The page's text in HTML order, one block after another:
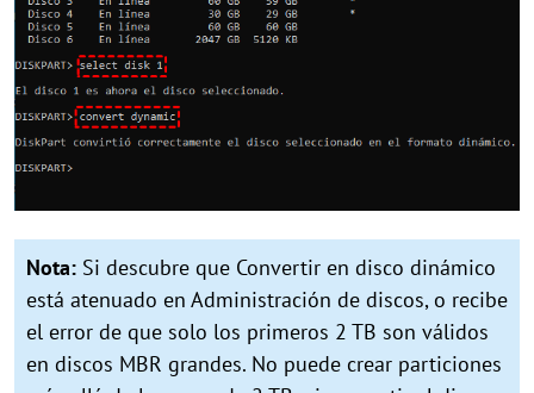
Nota: Si descubre que Convertir en disco dinámico
está atenuado en Administración de discos, o recibe
el error de que solo los primeros 2 TB son válidos
en discos MBR grandes. No puede crear particiones